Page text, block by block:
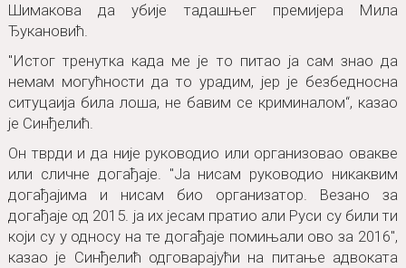
Шимакова да убије тадашњег премијера Мила
Ђукановић.
"Истог тренутка када ме је то питао ја сам знао да
немам могућности да то урадим, јер је безбедносна
ситуцаија била лоша, не бавим се криминалом“, казао
је Синђелић.
Он тврди и да није руководио или организовао овакве
или сличне догађаје. "Ја нисам руководио никаквим
догађајима и нисам био организатор. Везано за
догађаје од 2015. ја их јесам пратио али Руси су били ти
који су у односу на те догађаје помињали ово за 2016",
казао је Синђелић одговарајући на питање адвоката